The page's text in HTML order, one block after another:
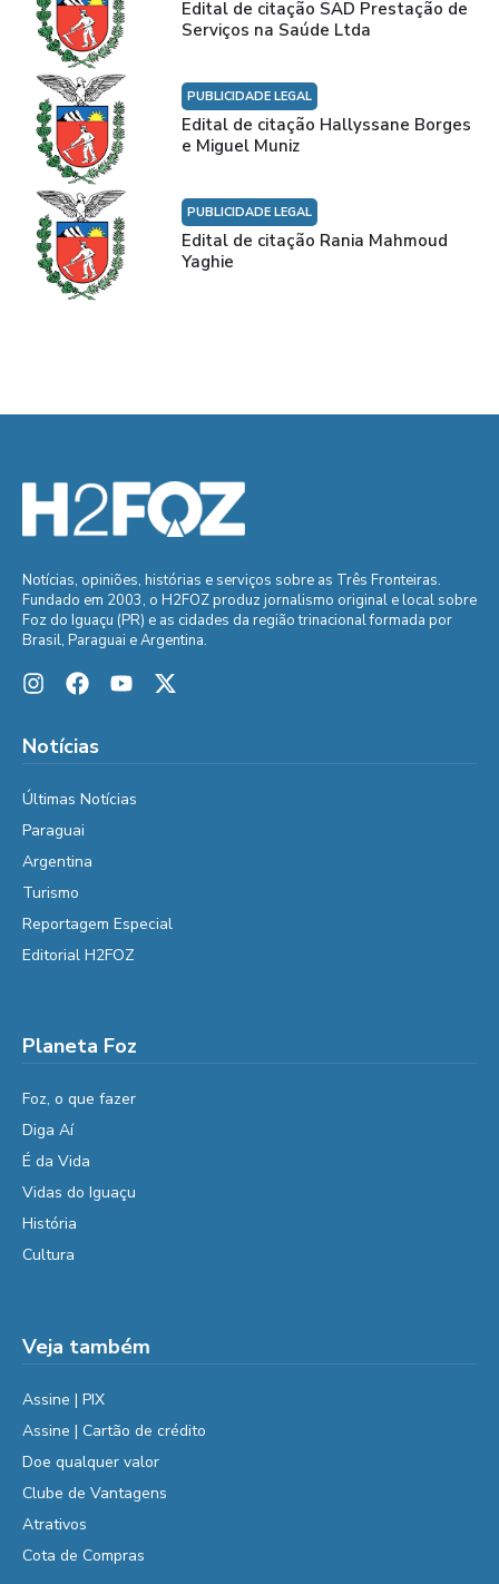
Edital de citação SAD Prestação de
Serviços na Saúde Ltda
PUBLICIDADE LEGAL
Edital de citação Hallyssane Borges
e Miguel Muniz
PUBLICIDADE LEGAL
Edital de citação Rania Mahmoud
Yaghie
Notícias, opiniões, histórias e serviços sobre as Três Fronteiras.
Fundado em 2003, o H2FOZ produz jornalismo original e local sobre
Foz do Iguaçu (PR) e as cidades da região trinacional formada por
Brasil, Paraguai e Argentina.
Notícias
Últimas Notícias
Paraguai
Argentina
Turismo
Reportagem Especial
Editorial H2FOZ
Planeta Foz
Foz, o que fazer
Diga Aí
É da Vida
Vidas do Iguaçu
História
Cultura
Veja também
Assine | PIX
Assine | Cartão de crédito
Doe qualquer valor
Clube de Vantagens
Atrativos
Cota de Compras